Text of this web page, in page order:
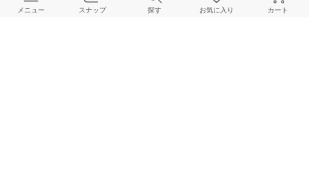
メニュー スナップ 探す お気に入り カート